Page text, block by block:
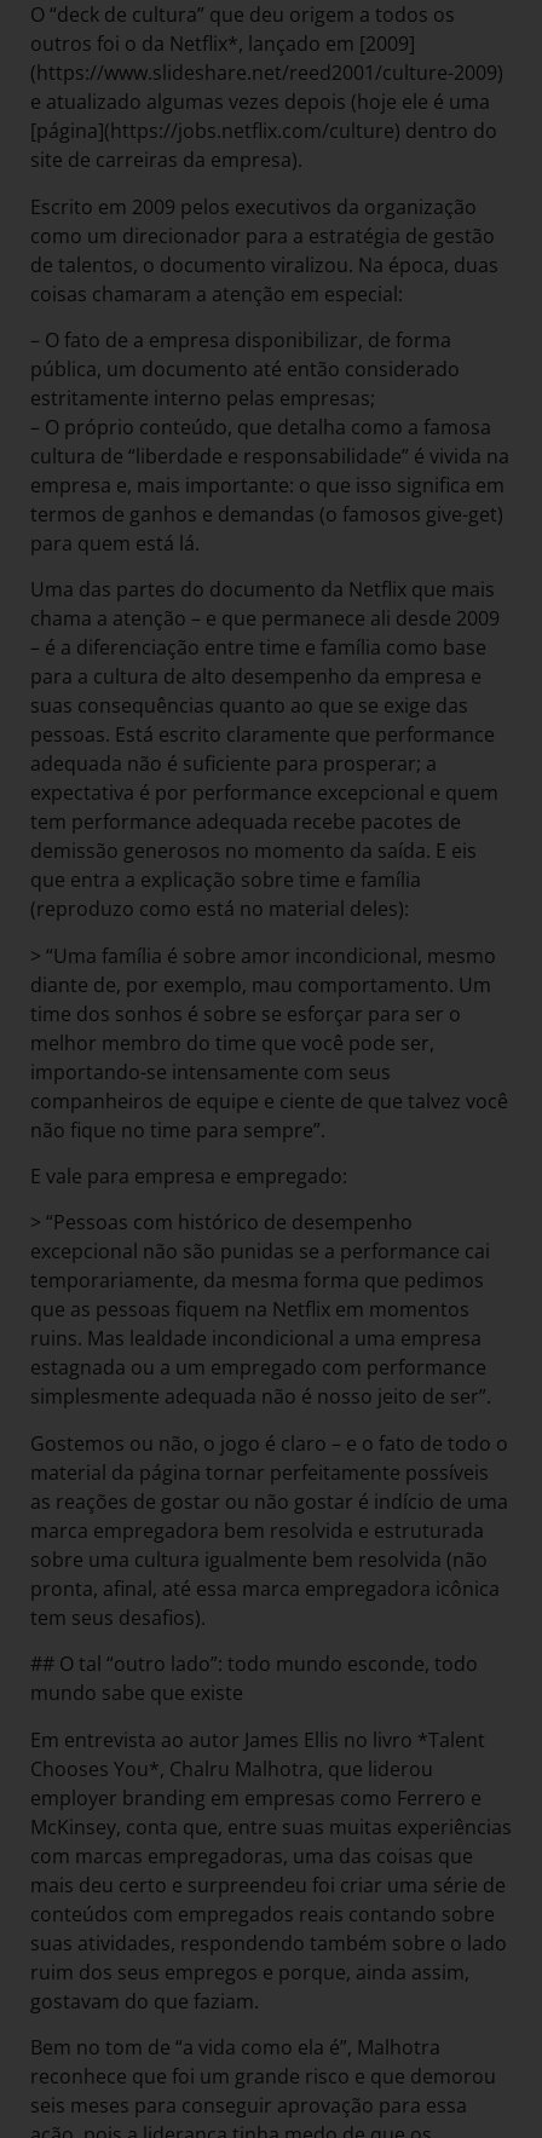
O “deck de cultura” que deu origem a todos os
outros foi o da Netflix*, lançado em [2009]
(https://www.slideshare.net/reed2001/culture-2009)
e atualizado algumas vezes depois (hoje ele é uma
[página](https://jobs.netflix.com/culture) dentro do
site de carreiras da empresa).
Escrito em 2009 pelos executivos da organização
como um direcionador para a estratégia de gestão
de talentos, o documento viralizou. Na época, duas
coisas chamaram a atenção em especial:
– O fato de a empresa disponibilizar, de forma
pública, um documento até então considerado
estritamente interno pelas empresas;
– O próprio conteúdo, que detalha como a famosa
cultura de “liberdade e responsabilidade” é vivida na
empresa e, mais importante: o que isso significa em
termos de ganhos e demandas (o famosos give-get)
para quem está lá.
Uma das partes do documento da Netflix que mais
chama a atenção – e que permanece ali desde 2009
– é a diferenciação entre time e família como base
para a cultura de alto desempenho da empresa e
suas consequências quanto ao que se exige das
pessoas. Está escrito claramente que performance
adequada não é suficiente para prosperar; a
expectativa é por performance excepcional e quem
tem performance adequada recebe pacotes de
demissão generosos no momento da saída. E eis
que entra a explicação sobre time e família
(reproduzo como está no material deles):
> “Uma família é sobre amor incondicional, mesmo
diante de, por exemplo, mau comportamento. Um
time dos sonhos é sobre se esforçar para ser o
melhor membro do time que você pode ser,
importando-se intensamente com seus
companheiros de equipe e ciente de que talvez você
não fique no time para sempre”.
E vale para empresa e empregado:
> “Pessoas com histórico de desempenho
excepcional não são punidas se a performance cai
temporariamente, da mesma forma que pedimos
que as pessoas fiquem na Netflix em momentos
ruins. Mas lealdade incondicional a uma empresa
estagnada ou a um empregado com performance
simplesmente adequada não é nosso jeito de ser”.
Gostemos ou não, o jogo é claro – e o fato de todo o
material da página tornar perfeitamente possíveis
as reações de gostar ou não gostar é indício de uma
marca empregadora bem resolvida e estruturada
sobre uma cultura igualmente bem resolvida (não
pronta, afinal, até essa marca empregadora icônica
tem seus desafios).
## O tal “outro lado”: todo mundo esconde, todo
mundo sabe que existe
Em entrevista ao autor James Ellis no livro *Talent
Chooses You*, Chalru Malhotra, que liderou
employer branding em empresas como Ferrero e
McKinsey, conta que, entre suas muitas experiências
com marcas empregadoras, uma das coisas que
mais deu certo e surpreendeu foi criar uma série de
conteúdos com empregados reais contando sobre
suas atividades, respondendo também sobre o lado
ruim dos seus empregos e porque, ainda assim,
gostavam do que faziam.
Bem no tom de “a vida como ela é”, Malhotra
reconhece que foi um grande risco e que demorou
seis meses para conseguir aprovação para essa